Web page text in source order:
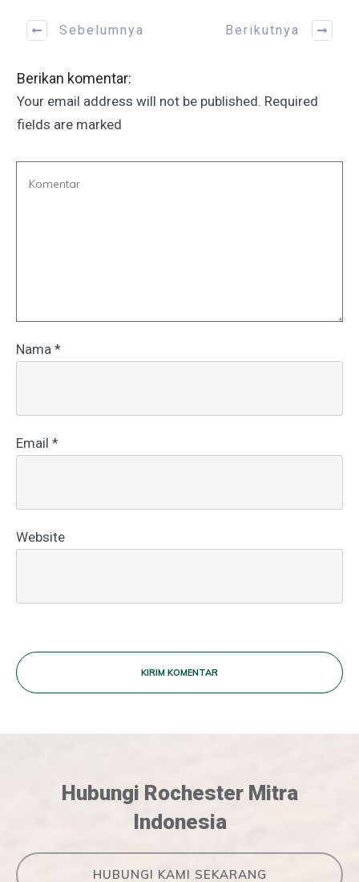
Sebelumnya Berikutnya
Berikan komentar:
Your email address will not be published. Required
fields are marked
Nama *
Email *
Website
KIRIM KOMENTAR
Hubungi Rochester Mitra
Indonesia
HUBUNGI KAMI SEKARANG